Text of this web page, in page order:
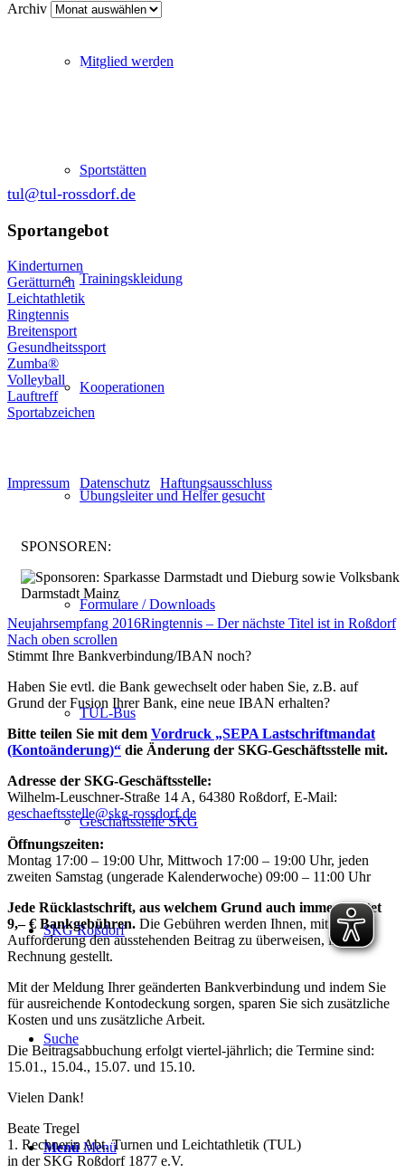
Mitglied werden
Sportstätten
Trainingskleidung
Kooperationen
Übungsleiter und Helfer gesucht
Formulare / Downloads
TUL-Bus
Geschäftsstelle SKG
SKG Roßdorf
Suche
Menü Menü
Archiv
Abteilung Turnen und Leichtathletik
tul@tul-rossdorf.de
Sportangebot
Kinderturnen
Gerätturnen
Leichtathletik
Ringtennis
Breitensport
Gesundheitssport
Zumba®
Volleyball
Lauftreff
Sportabzeichen
Impressum Datenschutz Haftungsausschluss
SPONSOREN:
Neujahrsempfang 2016Ringtennis – Der nächste Titel ist in Roßdorf
Nach oben scrollen
Stimmt Ihre Bankverbindung/IBAN noch?
Haben Sie evtl. die Bank gewechselt oder haben Sie, z.B. auf
Grund der Fusion Ihrer Bank, eine neue IBAN erhalten?
Bitte teilen Sie mit dem Vordruck „SEPA Lastschriftmandat
(Kontoänderung)“ die Änderung der SKG-Geschäftsstelle mit.
Adresse der SKG-Geschäftsstelle:
Wilhelm-Leuschner-Straße 14 A, 64380 Roßdorf, E-Mail:
geschaeftsstelle@skg-rossdorf.de
Öffnungszeiten:
Montag 17:00 – 19:00 Uhr, Mittwoch 17:00 – 19:00 Uhr, jeden
zweiten Samstag (ungerade Kalenderwoche) 09:00 – 11:00 Uhr
Jede Rücklastschrift, aus welchem Grund auch immer, kostet
9,– € Bankgebühren. Die Gebühren werden Ihnen, mit der
Aufforderung den ausstehenden Beitrag zu überweisen, in
Rechnung gestellt.
Mit der Meldung Ihrer geänderten Bankverbindung und indem Sie
für ausreichende Kontodeckung sorgen, sparen Sie sich zusätzliche
Kosten und uns zusätzliche Arbeit.
Die Beitragsabbuchung erfolgt viertel-jährlich; die Termine sind:
15.01., 15.04., 15.07. und 15.10.
Vielen Dank!
Beate Tregel
1. Rechnerin Abt. Turnen und Leichtathletik (TUL)
in der SKG Roßdorf 1877 e.V.